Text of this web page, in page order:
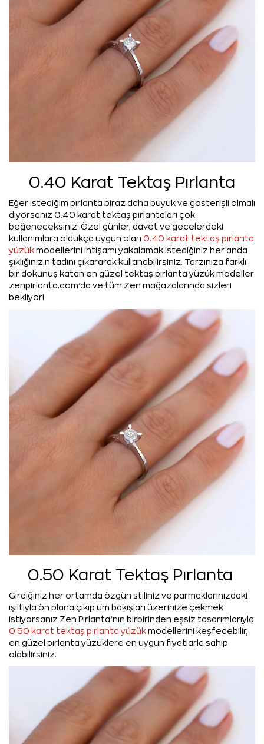
0.40 Karat Tektaş Pırlanta
Eğer istediğim pırlanta biraz daha büyük ve gösterişli olmalı
diyorsanız 0.40 karat tektaş pırlantaları çok
beğeneceksiniz! Özel günler, davet ve gecelerdeki
kullanımlara oldukça uygun olan 0.40 karat tektaş pırlanta
yüzük modellerini ihtişamı yakalamak istediğiniz her anda
şıklığınızın tadını çıkararak kullanabilirsiniz. Tarzınıza farklı
bir dokunuş katan en güzel tektaş pırlanta yüzük modeller
zenpirlanta.com’da ve tüm Zen mağazalarında sizleri
bekliyor!
0.50 Karat Tektaş Pırlanta
Girdiğiniz her ortamda özgün stiliniz ve parmaklarınızdaki
ışıltıyla ön plana çıkıp üm bakışları üzerinize çekmek
istiyorsanız Zen Pırlanta’nın birbirinden eşsiz tasarımlarıyla
0.50 karat tektaş pırlanta yüzük modellerini keşfedebilir,
en güzel pırlanta yüzüklere en uygun fiyatlarla sahip
olabilirsiniz.